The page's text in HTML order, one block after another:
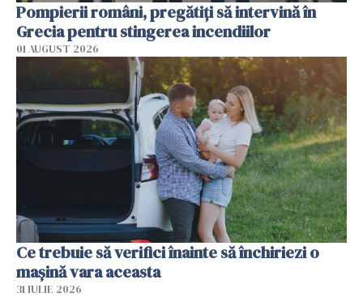
Pompierii români, pregătiţi să intervină în
Grecia pentru stingerea incendiilor
01 AUGUST 2026
Ce trebuie să verifici înainte să închiriezi o
mașină vara aceasta
31 IULIE 2026